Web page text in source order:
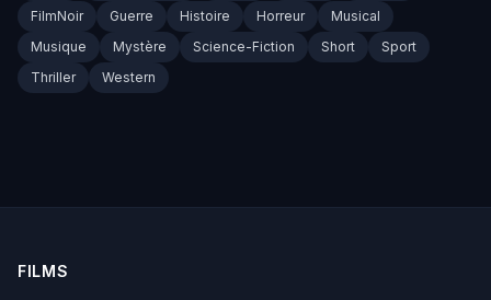
FilmNoir
Guerre Histoire Horreur
Musical
Musique
Mystère Science-Fiction Short
Sport
Thriller
Western
FILMS